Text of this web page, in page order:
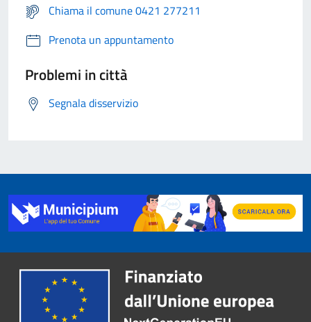
Chiama il comune 0421 277211
Prenota un appuntamento
Problemi in città
Segnala disservizio